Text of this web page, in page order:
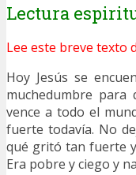
Lectura
Lee este breve texto
Hoy Jesús se
muchedumbre para
vence a todo el
fuerte todavía. No
qué gritó tan fuerte
Era pobre y ciego y